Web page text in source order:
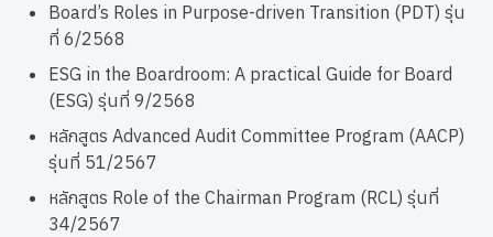
Board’s Roles in Purpose-driven Transition (PDT) รุ่น
ที่ 6/2568
ESG in the Boardroom: A practical Guide for Board
(ESG) รุ่นที่ 9/2568
หลักสูตร Advanced Audit Committee Program (AACP)
รุ่นที่ 51/2567
หลักสูตร Role of the Chairman Program (RCL) รุ่นที่
34/2567